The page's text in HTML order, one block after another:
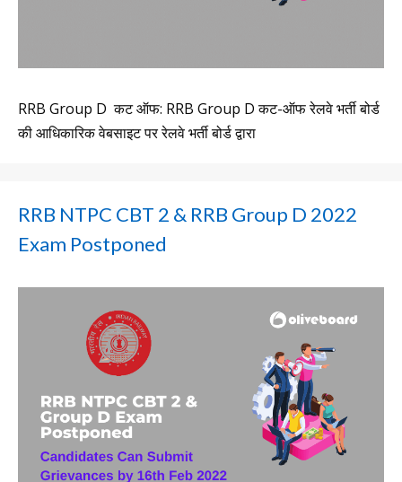
RRB Group D कट ऑफ: RRB Group D कट-ऑफ रेलवे भर्ती बोर्ड
की आधिकारिक वेबसाइट पर रेलवे भर्ती बोर्ड द्वारा
RRB NTPC CBT 2 & RRB Group D 2022
Exam Postponed